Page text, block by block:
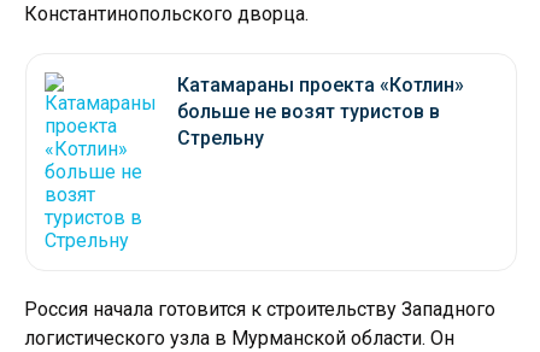
Константинопольского дворца.
Катамараны проекта «Котлин»
больше не возят туристов в
Стрельну
Россия начала готовится к строительству Западного
логистического узла в Мурманской области. Он